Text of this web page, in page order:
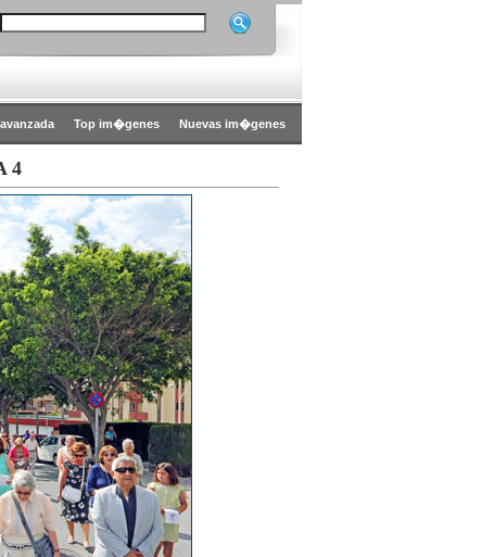
Top im�genes Nuevas im�genes
4